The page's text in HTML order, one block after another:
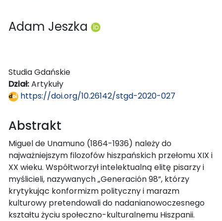
Adam Jeszka
Studia Gdańskie
Dział:Artykuły
https://doi.org/10.26142/stgd-2020-027
Abstrakt
Miguel de Unamuno (1864-1936) należy do
najważniejszym filozofów hiszpańskich przełomu XIX i
XX wieku. Współtworzył intelektualną elitę pisarzy i
myślicieli, nazywanych „Generación 98”, którzy
krytykując konformizm polityczny i marazm
kulturowy pretendowali do nadanianowoczesnego
kształtu życiu społeczno-kulturalnemu Hiszpanii.